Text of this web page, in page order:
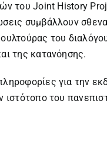
του Joint History
συμβάλλουν
του
της κατανόησης.
για την
ιστότοπο του